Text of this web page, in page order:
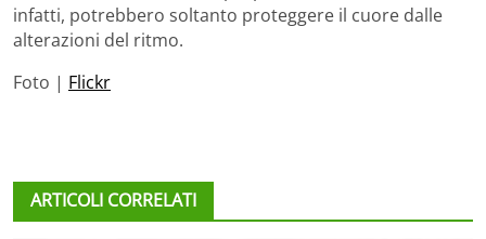
infatti, potrebbero soltanto proteggere il cuore dalle
alterazioni del ritmo.
Foto | Flickr
ARTICOLI CORRELATI